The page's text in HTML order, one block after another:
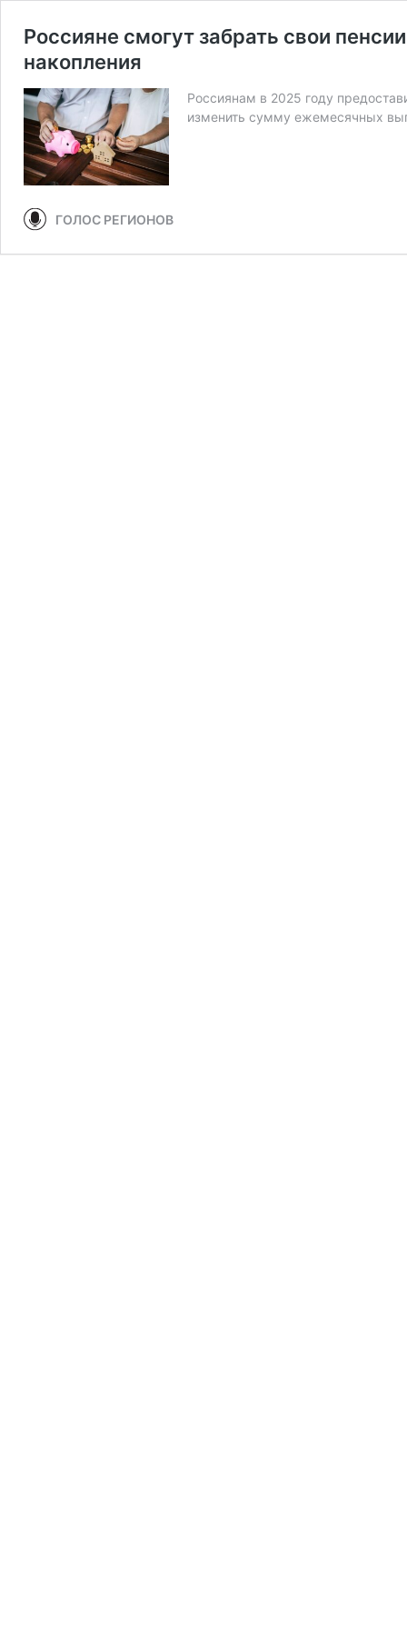
Россияне смогут забрать свои
накопления
Россиянам в 2025 году
изменить сумму ежемесячных
ГОЛОС РЕГИОНОВ